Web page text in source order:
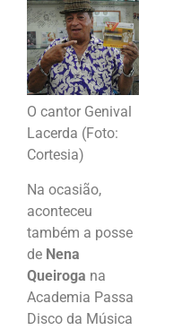
O cantor Genival
Lacerda (Foto:
Cortesia)
Na ocasião,
aconteceu
também a posse
de Nena
Queiroga na
Academia Passa
Disco da Música